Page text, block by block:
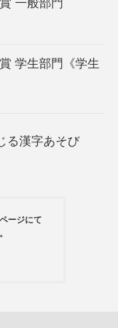
一般部門
学生部門《学生
る漢字あそび
ージにて